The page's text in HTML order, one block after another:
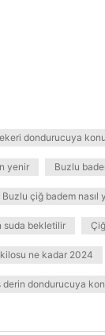
dondurucuya
yenir Buzlu
Buzlu çiğ badem nasıl
suda bekletilir
ne kadar 2024
derin dondurucuya